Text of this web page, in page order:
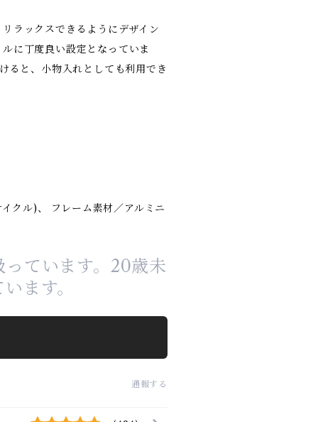
ラックスできるようにデザイン
に丁度良い設定となっていま
ると、小物入れとしても利用でき
クル)、 フレーム素材／アルミニ
ています。20歳未
ます。
通報する